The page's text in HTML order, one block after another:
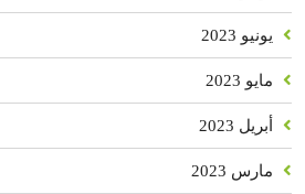
يونيو 2023
مايو 2023
أبريل 2023
مارس 2023